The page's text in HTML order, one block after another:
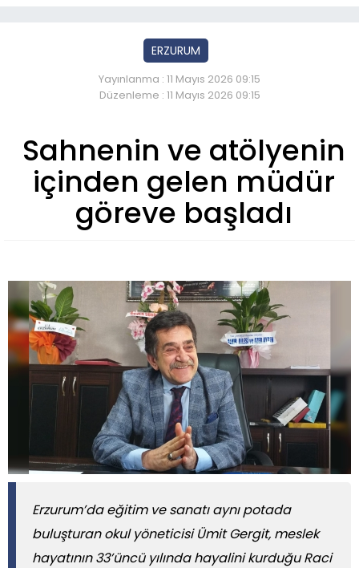
ERZURUM
Yayınlanma : 11 Mayıs 2026 09:15
Düzenleme : 11 Mayıs 2026 09:15
Sahnenin ve atölyenin
içinden gelen müdür
göreve başladı
Erzurum’da eğitim ve sanatı aynı potada
buluşturan okul yöneticisi Ümit Gergit, meslek
hayatının 33’üncü yılında hayalini kurduğu Raci